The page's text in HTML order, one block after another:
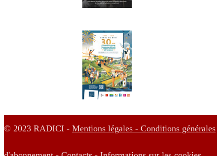
© 2023 RADICI - Mentions légales - Conditions générales